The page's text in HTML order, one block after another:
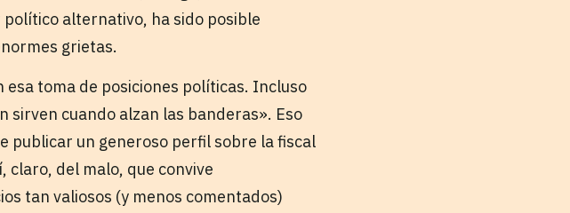
alternativo, ha sido posible
grietas.
toma de posiciones políticas. Incluso
sirven cuando alzan las banderas». Eso
publicar un generoso perfil sobre la fiscal
claro, del malo, que convive
tan valiosos (y menos comentados)